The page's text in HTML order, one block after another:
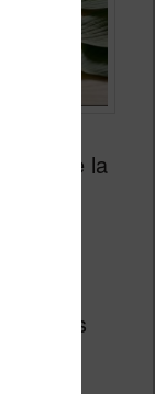
de la
ebooks